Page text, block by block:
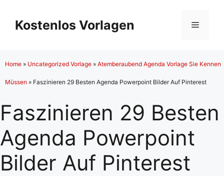
Inhalt
springen
Kostenlos Vorlagen Menü
Home » Uncategorized Vorlage » Atemberaubend Agenda Vorlage Sie Kennen
Müssen » Faszinieren 29 Besten Agenda Powerpoint Bilder Auf Pinterest
Faszinieren 29 Besten
Agenda Powerpoint
Bilder Auf Pinterest